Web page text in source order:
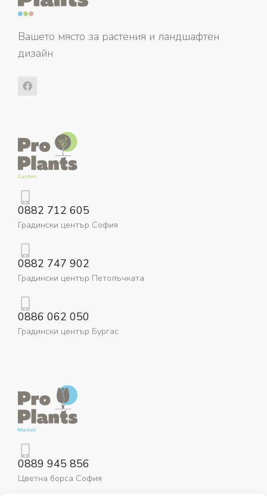
Вашето място за растения и ландшафтен
дизайн
0882 712 605
Градински център София
0882 747 902
Градински център Петолъчката
0886 062 050
Градински център Бургас
0889 945 856
Цветна борса София